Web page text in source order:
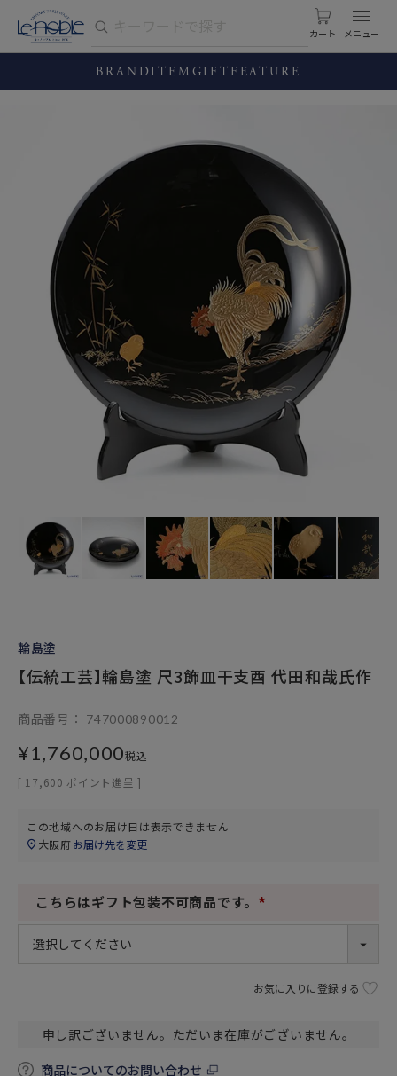
カート
BRANDITEM GIFT FEATURE
輪島塗
【伝統工芸】輪島塗 尺3飾皿干支酉 代田和哉氏作
商品番号 747000890012
¥1,760,000税込
[ 17,600 ポイント進呈 ]
この地域へのお届け日は表示できません
大阪府お届け先を変更
こちらはギフト包装不可商品です。
お気に入りに登録する
申し訳ございません。ただいま在庫がございません。
商品についてのお問い合わせ